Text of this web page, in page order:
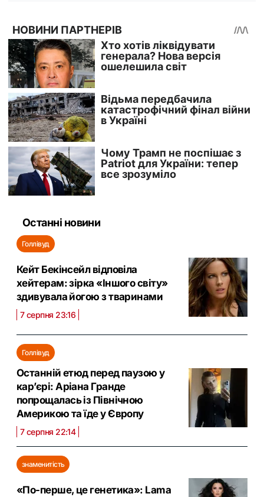
Останні новини
Голлівуд
Кейт Бекінсейл відповіла
хейтерам: зірка «Іншого світу»
здивувала йогою з тваринами
7 серпня 23:16
Голлівуд
Останній етюд перед паузою у
кар’єрі: Аріана Гранде
попрощалась із Північною
Америкою та їде у Європу
7 серпня 22:14
знаменитість
«По-перше, це генетика»: Lama